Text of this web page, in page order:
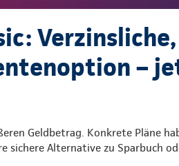
–
Geldbetrag. Konkrete Pläne
sichere Alternative zu Sparbuch